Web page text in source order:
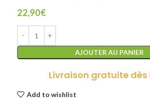
22,90€
AJOUTER AU PANIER
Livraison gratuite dès
Add to wishlist